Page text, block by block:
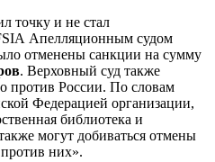
точку и не стал
Апелляционным судом
отменены санкции на сумму
. Верховный суд также
против России. По словам
Федерацией организации,
библиотека и
могут добиваться отмены
них».